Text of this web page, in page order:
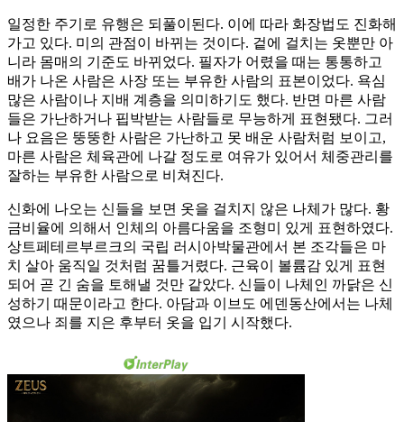
일정한 주기로 유행은 되풀이된다. 이에 따라 화장법도 진화해
가고 있다. 미의 관점이 바뀌는 것이다. 겉에 걸치는 옷뿐만 아
니라 몸매의 기준도 바뀌었다. 필자가 어렸을 때는 통통하고
배가 나온 사람은 사장 또는 부유한 사람의 표본이었다. 욕심
많은 사람이나 지배 계층을 의미하기도 했다. 반면 마른 사람
들은 가난하거나 핍박받는 사람들로 무능하게 표현됐다. 그러
나 요음은 뚱뚱한 사람은 가난하고 못 배운 사람처럼 보이고,
마른 사람은 체육관에 나갈 정도로 여유가 있어서 체중관리를
잘하는 부유한 사람으로 비쳐진다.
신화에 나오는 신들을 보면 옷을 걸치지 않은 나체가 많다. 황
금비율에 의해서 인체의 아름다움을 조형미 있게 표현하였다.
상트페테르부르크의 국립 러시아박물관에서 본 조각들은 마
치 살아 움직일 것처럼 꿈틀거렸다. 근육이 볼륨감 있게 표현
되어 곧 긴 숨을 토해낼 것만 같았다. 신들이 나체인 까닭은 신
성하기 때문이라고 한다. 아담과 이브도 에덴동산에서는 나체
였으나 죄를 지은 후부터 옷을 입기 시작했다.